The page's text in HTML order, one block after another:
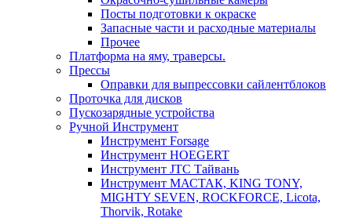
Посты подготовки к окраске
Запасные части и расходные материалы
Прочее
Платформа на яму, траверсы.
Прессы
Оправки для выпрессовки сайлентблоков
Проточка для дисков
Пускозарядные устройства
Ручной Инструмент
Инструмент Forsage
Инструмент HOEGERT
Инструмент JTC Тайвань
Инструмент МАСТАК, KING TONY,
MIGHTY SEVEN, ROCKFORCE, Licota,
Thorvik, Rotake